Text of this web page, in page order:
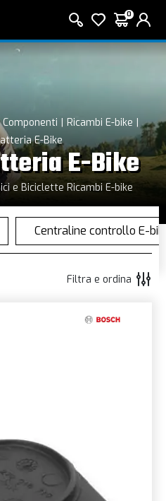
0
Componenti
Ricambi E-bike
E-Bike
E-Bike
e Biciclette Ricambi E-bike
Filtra e ordina